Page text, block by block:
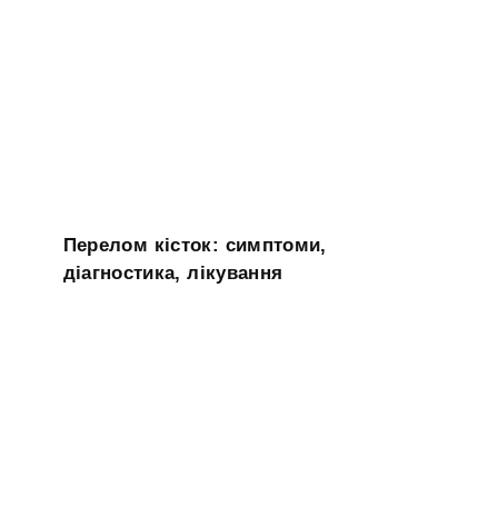
Перелом кісток: симптоми,
діагностика, лікування